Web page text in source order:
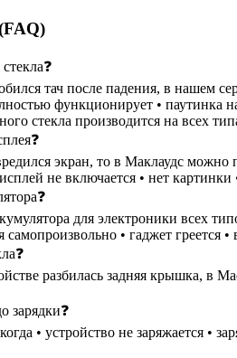
тач после падения, в нашем
функционирует • паутинка
стекла производится на всех
экран, то в Маклаудс
не включается • нет
для электроники всех
• гаджет греется
разбилась задняя крышка, в
зарядки❓
• устройство не заряжается •